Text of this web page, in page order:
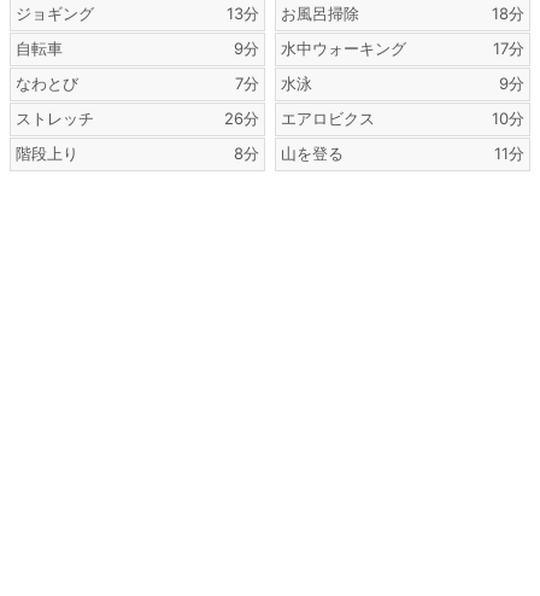
ジョギング
13分
自転車
9分
なわとび
7分
ストレッチ
26分
階段上り
8分
お風呂掃除
18分
水中ウォーキング
17分
水泳
9分
エアロビクス
10分
山を登る
11分